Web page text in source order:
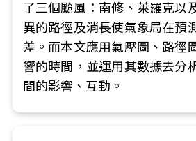
了三個颱風：南修、萊羅克以
異的路徑及消長使氣象局在預
差。而本文應用氣壓圖、路徑
響的時間，並運用其數據去分
間的影響、互動。